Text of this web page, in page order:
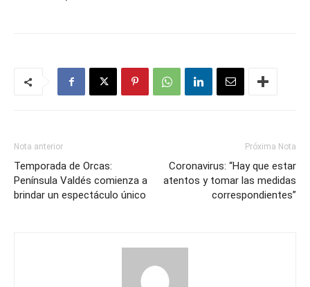
Nota anterior
Temporada de Orcas:
Península Valdés comienza a
brindar un espectáculo único
Próxima Nota
Coronavirus: “Hay que estar
atentos y tomar las medidas
correspondientes”